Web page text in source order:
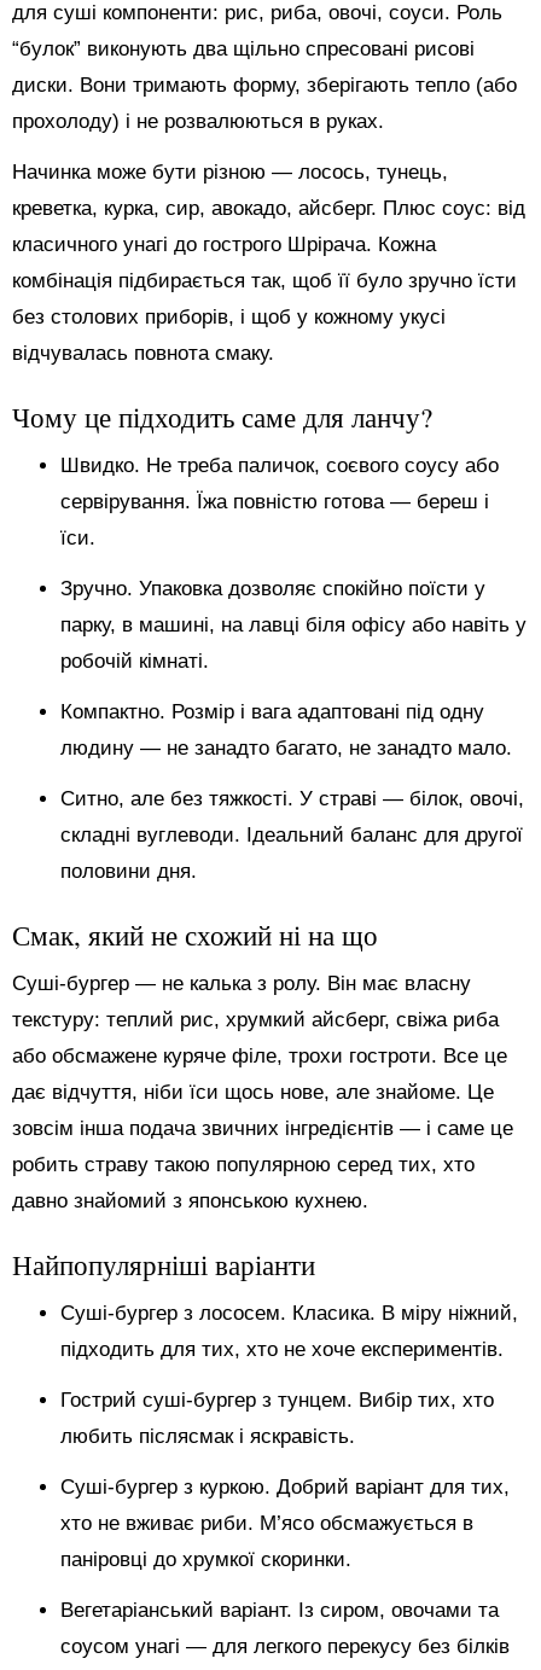
для суші компоненти: рис, риба, овочі, соуси. Роль
“булок” виконують два щільно спресовані рисові
диски. Вони тримають форму, зберігають тепло (або
прохолоду) і не розвалюються в руках.
Начинка може бути різною — лосось, тунець,
креветка, курка, сир, авокадо, айсберг. Плюс соус: від
класичного унагі до гострого Шрірача. Кожна
комбінація підбирається так, щоб її було зручно їсти
без столових приборів, і щоб у кожному укусі
відчувалась повнота смаку.
Чому це підходить саме для ланчу?
Швидко. Не треба паличок, соєвого соусу або
сервірування. Їжа повністю готова — береш і
їси.
Зручно. Упаковка дозволяє спокійно поїсти у
парку, в машині, на лавці біля офісу або навіть у
робочій кімнаті.
Компактно. Розмір і вага адаптовані під одну
людину — не занадто багато, не занадто мало.
Ситно, але без тяжкості. У страві — білок, овочі,
складні вуглеводи. Ідеальний баланс для другої
половини дня.
Смак, який не схожий ні на що
Суші-бургер — не калька з ролу. Він має власну
текстуру: теплий рис, хрумкий айсберг, свіжа риба
або обсмажене куряче філе, трохи гостроти. Все це
дає відчуття, ніби їси щось нове, але знайоме. Це
зовсім інша подача звичних інгредієнтів — і саме це
робить страву такою популярною серед тих, хто
давно знайомий з японською кухнею.
Найпопулярніші варіанти
Суші-бургер з лососем. Класика. В міру ніжний,
підходить для тих, хто не хоче експериментів.
Гострий суші-бургер з тунцем. Вибір тих, хто
любить післясмак і яскравість.
Суші-бургер з куркою. Добрий варіант для тих,
хто не вживає риби. М’ясо обсмажується в
паніровці до хрумкої скоринки.
Вегетаріанський варіант. Із сиром, овочами та
соусом унагі — для легкого перекусу без білків